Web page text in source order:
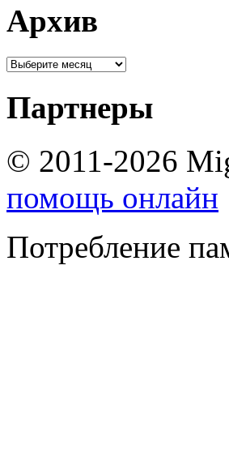
Архив
Партнеры
© 2011-2026
помощь онлайн
Потребление